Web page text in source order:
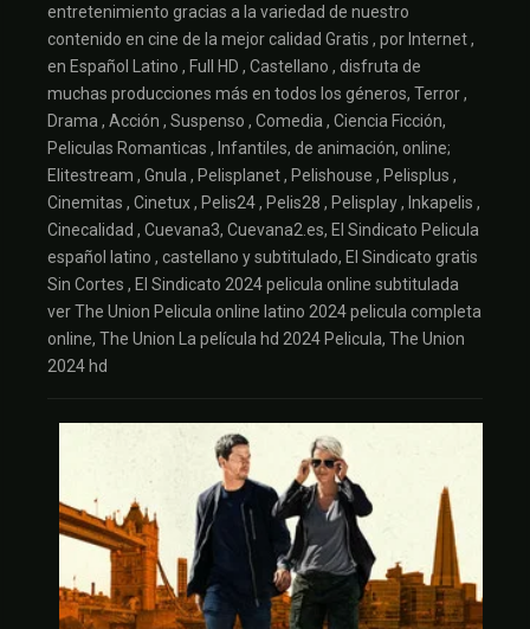
entretenimiento gracias a la variedad de nuestro
contenido en cine de la mejor calidad Gratis , por Internet ,
en Español Latino , Full HD , Castellano , disfruta de
muchas producciones más en todos los géneros, Terror ,
Drama , Acción , Suspenso , Comedia , Ciencia Ficción,
Peliculas Romanticas , Infantiles, de animación, online;
Elitestream , Gnula , Pelisplanet , Pelishouse , Pelisplus ,
Cinemitas , Cinetux , Pelis24 , Pelis28 , Pelisplay , Inkapelis ,
Cinecalidad , Cuevana3, Cuevana2.es, El Sindicato Pelicula
español latino , castellano y subtitulado, El Sindicato gratis
Sin Cortes , El Sindicato 2024 pelicula online subtitulada
ver The Union Pelicula online latino 2024 pelicula completa
online, The Union La película hd 2024 Pelicula, The Union
2024 hd